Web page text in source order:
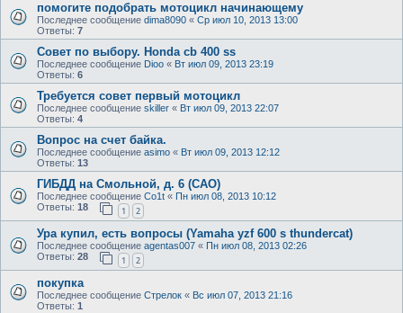
помогите подобрать мотоцикл начинающему
Последнее сообщение dima8090 « Ср июл 10, 2013 13:00
Ответы: 7
Совет по выбору. Honda cb 400 ss
Последнее сообщение Dioo « Вт июл 09, 2013 23:19
Ответы: 6
Требуется совет первый мотоцикл
Последнее сообщение skiller « Вт июл 09, 2013 22:07
Ответы: 4
Вопрос на счет байка.
Последнее сообщение asimo « Вт июл 09, 2013 12:12
Ответы: 13
ГИБДД на Смольной, д. 6 (САО)
Последнее сообщение Co1t « Пн июл 08, 2013 10:12
Ответы: 18 1 2
Ура купил, есть вопросы (Yamaha yzf 600 s thundercat)
Последнее сообщение agentas007 « Пн июл 08, 2013 02:26
Ответы: 28 1 2
покупка
Последнее сообщение Стрелок « Вс июл 07, 2013 21:16
Ответы: 1